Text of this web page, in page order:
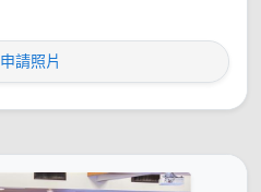
申請照片